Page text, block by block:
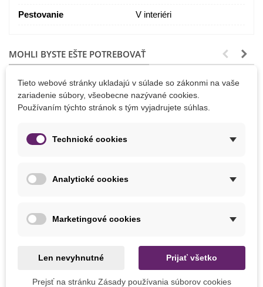
Pestovanie V interiéri
MOHLI BYSTE EŠTE POTREBOVAŤ
Pridať do košíka
Ectovit Bonsai - hnojivo - 100
9,64 €
Tieto webové stránky ukladajú v súlade so zákonmi na vaše
zariadenie súbory, všeobecne nazývané cookies.
Používaním týchto stránok s tým vyjadrujete súhlas.
Technické cookies
Analytické cookies
Marketingové cookies
Len nevyhnutné Prijať všetko
Prejsť na stránku Zásady používania súborov cookies